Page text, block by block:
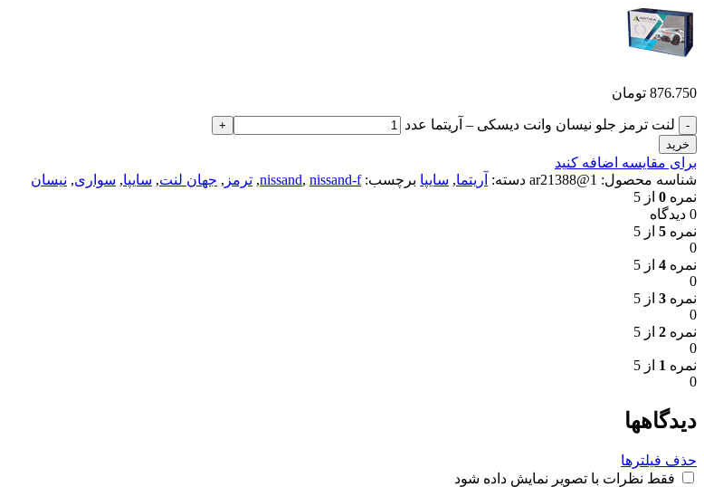
876.750 تومان
لنت ترمز جلو نیسان وانت دیسکی – آریتما عدد
خرید
برای مقایسه اضافه کنید
شناسه محصول: 1@ar21388 دسته: آریتما, سایپا برچسب: nissand, nissand-f
, ترمز , جهان لنت, سایپا, سواری, نیسان
نمره 0 از 5
0 دیدگاه
نمره 5 از 5
0
نمره 4 از 5
0
نمره 3 از 5
0
نمره 2 از 5
0
نمره 1 از 5
0
دیدگاهها
حذف فیلترها
فقط نظرات با تصویر نمایش داده شود